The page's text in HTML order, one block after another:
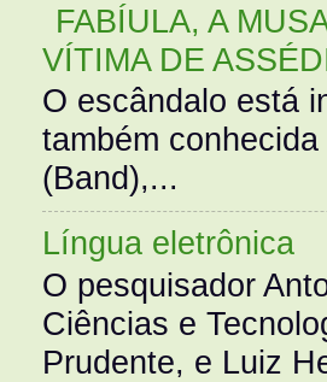
FABÍULA, A
VÍTIMA DE
O escândalo está
também
(Band),...
Língua eletrônica
O pesquisador
Ciências e
Prudente, e Luiz